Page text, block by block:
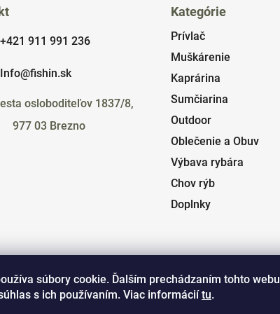
súbory cookie. Ďalším prechádzaním tohto webu
s ich používaním. Viac informáciítu.
+421 911 991 236
Info@fishin.sk
osloboditeľov 1837/8,
977 03 Brezno
Kategórie
Prívlač
Muškárenie
Kaprárina
Sumčiarina
Outdoor
Oblečenie a Obuv
Výbava rybára
Chov rýb
Doplnky